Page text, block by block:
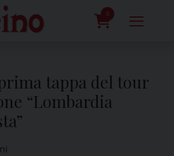
0
tappa del tour
“Lombardia